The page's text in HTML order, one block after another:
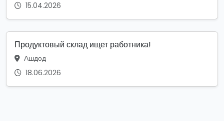
15.04.2026
Продуктовый склад ищет работника!
Ашдод
18.06.2026